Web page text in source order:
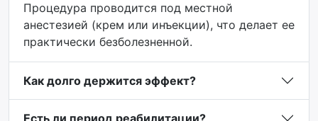
Процедура проводится под местной
анестезией (крем или инъекции), что делает ее
практически безболезненной.
Как долго держится эффект?
Есть ли период реабилитации?